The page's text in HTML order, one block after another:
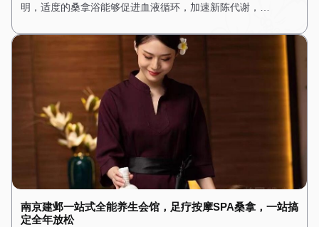
明，适度的桑拿浴能够促进血液循环，加速新陈代谢，…
南京建邺一站式全能养生会馆，足疗按摩SPA桑拿，一站搞
定全年放松